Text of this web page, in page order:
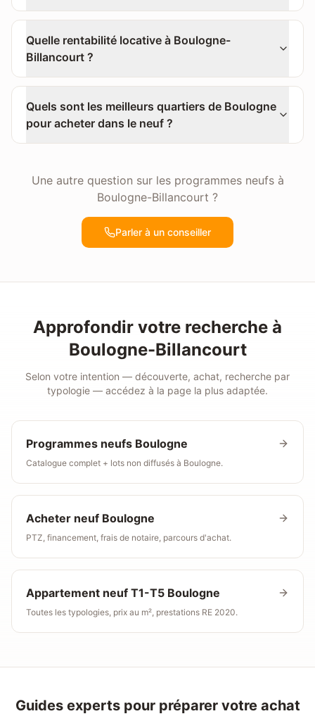
Quelle rentabilité locative à Boulogne-
Billancourt ?
Quels sont les meilleurs quartiers de Boulogne
pour acheter dans le neuf ?
Une autre question sur les programmes neufs à
Boulogne-Billancourt ?
Parler à un conseiller
Approfondir votre recherche à
Boulogne-Billancourt
Selon votre intention — découverte, achat, recherche par
typologie — accédez à la page la plus adaptée.
Programmes neufs Boulogne
Catalogue complet + lots non diffusés à Boulogne.
Acheter neuf Boulogne
PTZ, financement, frais de notaire, parcours d'achat.
Appartement neuf T1-T5 Boulogne
Toutes les typologies, prix au m², prestations RE 2020.
Guides experts pour préparer votre achat